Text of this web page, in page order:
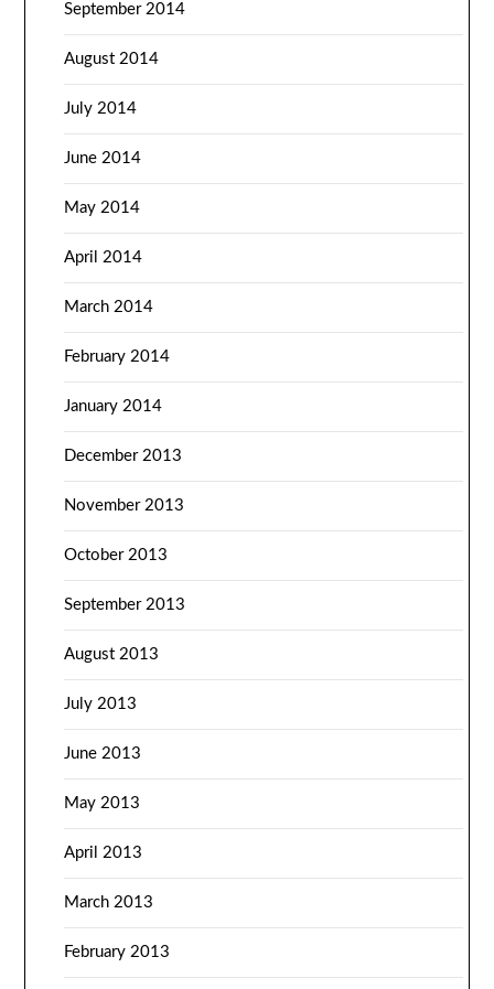
September 2014
August 2014
July 2014
June 2014
May 2014
April 2014
March 2014
February 2014
January 2014
December 2013
November 2013
October 2013
September 2013
August 2013
July 2013
June 2013
May 2013
April 2013
March 2013
February 2013